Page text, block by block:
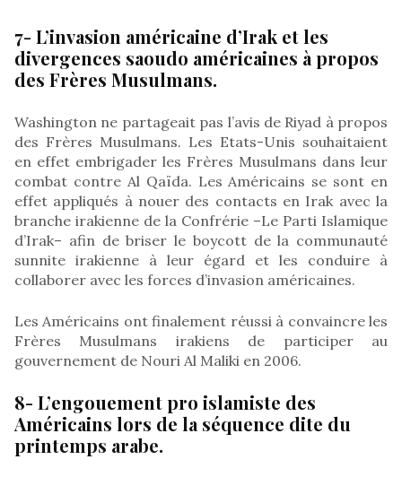
7- L’invasion américaine d’Irak et les
divergences saoudo américaines à propos
des Frères Musulmans.
Washington ne partageait pas l’avis de Riyad à propos
des Frères Musulmans. Les Etats-Unis souhaitaient
en effet embrigader les Frères Musulmans dans leur
combat contre Al Qaïda. Les Américains se sont en
effet appliqués à nouer des contacts en Irak avec la
branche irakienne de la Confrérie –Le Parti Islamique
d’Irak– afin de briser le boycott de la communauté
sunnite irakienne à leur égard et les conduire à
collaborer avec les forces d’invasion américaines.
Les Américains ont finalement réussi à convaincre les
Frères Musulmans irakiens de participer au
gouvernement de Nouri Al Maliki en 2006.
8- L’engouement pro islamiste des
Américains lors de la séquence dite du
printemps arabe.